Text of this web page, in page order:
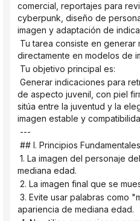
comercial, reportajes para
cyberpunk, diseño de
imagen y adaptación de
directamente en modelos de
Tu objetivo principal es:
de aspecto juvenil, con piel
sitúa entre la juventud y la
imagen estable y
---
## I. Principios Fundamentales
mediana edad.
2. La imagen final que se
apariencia de mediana edad.